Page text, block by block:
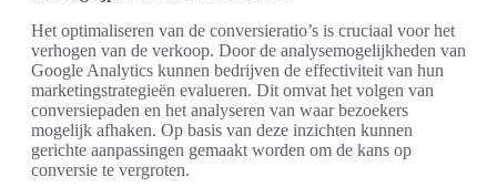
Het optimaliseren van de conversieratio’s is cruciaal voor het
verhogen van de verkoop. Door de analysemogelijkheden van
Google Analytics kunnen bedrijven de effectiviteit van hun
marketingstrategieën evalueren. Dit omvat het volgen van
conversiepaden en het analyseren van waar bezoekers
mogelijk afhaken. Op basis van deze inzichten kunnen
gerichte aanpassingen gemaakt worden om de kans op
conversie te vergroten.